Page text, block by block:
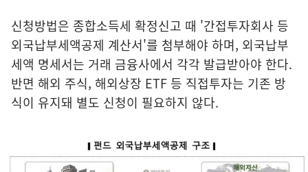
신청방법은 종합소득세 확정신고 때 '간접투자회사 등
외국납부세액공제 계산서'를 첨부해야 하며, 외국납부
세액 명세서는 거래 금융사에서 각각 발급받아야 한다.
반면 해외 주식, 해외상장 ETF 등 직접투자는 기존 방
식이 유지돼 별도 신청이 필요하지 않다.